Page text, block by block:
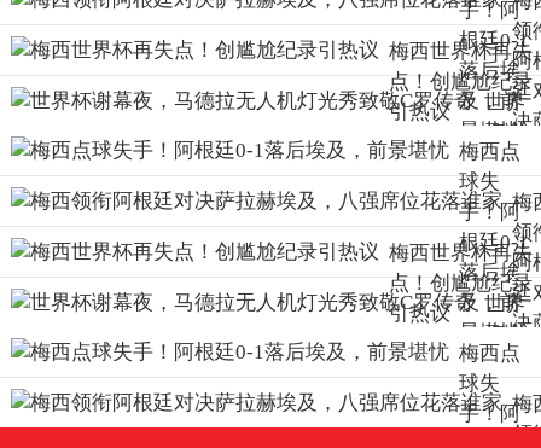
手！阿
根廷0-1
落后埃
及，前
景堪忧
领
阿
廷
决
拉
及
八
席
花
谁
梅西世界杯再失
点！创尴尬纪录
引热议
世界
杯谢
幕
夜，
马德
拉无
人机
灯光
秀致
敬C罗
传奇
梅西点
球失
手！阿
根廷0-1
落后埃
及，前
景堪忧
梅
领
阿
廷
决
拉
及
梅西世界杯再失
点！创尴尬纪录
引热议
世界
杯谢
幕
夜，
马德
梅西点
球失
手！阿梅
领